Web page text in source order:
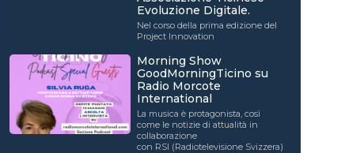
Evoluzione Digitale.
Nel corso della prima edizione del
Project Innovation
Morning Show
GoodMorningTicino su
Radio Morcote
International
La musica è protagonista, così
come le notizie di attualità in
collaborazione
con RSI (Radiotelevisione Svizzera)